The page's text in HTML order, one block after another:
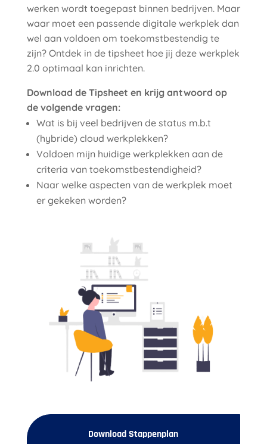
werken wordt toegepast binnen bedrijven. Maar
waar moet een passende digitale werkplek dan
wel aan voldoen om toekomstbestendig te
zijn? Ontdek in de tipsheet hoe jij deze werkplek
2.0 optimaal kan inrichten.
Download de Tipsheet en krijg antwoord op
de volgende vragen:
Wat is bij veel bedrijven de status m.b.t
(hybride) cloud werkplekken?
Voldoen mijn huidige werkplekken aan de
criteria van toekomstbestendigheid?
Naar welke aspecten van de werkplek moet
er gekeken worden?
Download Stappenplan